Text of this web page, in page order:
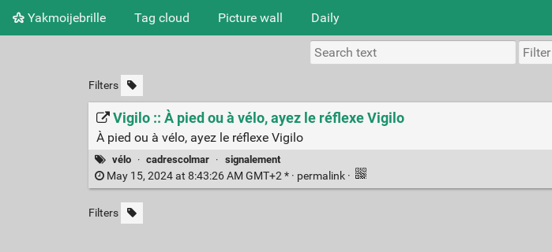
Yakmoijebrille Tag cloud Picture wall Daily
Filters
Vigilo :: À pied ou à vélo, ayez le réflexe Vigilo
À pied ou à vélo, ayez le réflexe Vigilo
vélo · cadrescolmar · signalement
May 15, 2024 at 8:43:26 AM GMT+2 * · permalink ·
Filters